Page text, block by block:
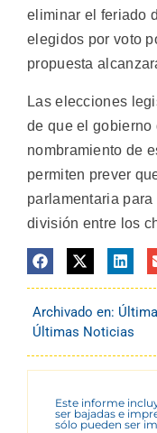
eliminar el feriado
elegidos por voto
propuesta
Las elecciones
de que el gobierno
nombramiento de
permiten prever
parlamentaria
división entre los
Archivado en:
Últimas Noticias
Este informe
ser bajadas e
sólo pueden ser